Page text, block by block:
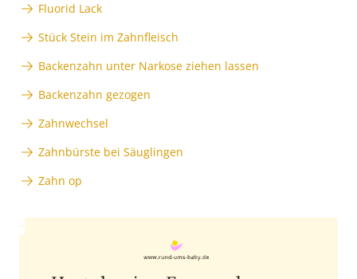
Fluorid Lack
Stück Stein im Zahnfleisch
Backenzahn unter Narkose ziehen lassen
Backenzahn gezogen
Zahnwechsel
Zahnbürste bei Säuglingen
Zahn op